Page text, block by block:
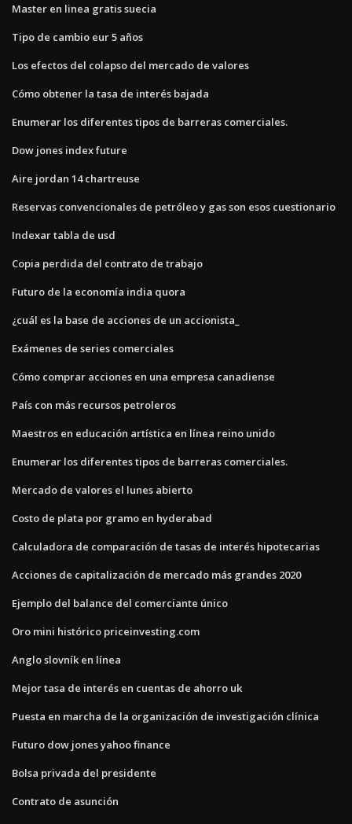
Master en linea gratis suecia
Tipo de cambio eur 5 años
Los efectos del colapso del mercado de valores
Cómo obtener la tasa de interés bajada
Enumerar los diferentes tipos de barreras comerciales.
Dow jones index future
Aire jordan 14 chartreuse
Reservas convencionales de petróleo y gas son esos cuestionario
Indexar tabla de usd
Copia perdida del contrato de trabajo
Futuro de la economía india quora
¿cuál es la base de acciones de un accionista_
Exámenes de series comerciales
Cómo comprar acciones en una empresa canadiense
País con más recursos petroleros
Maestros en educación artística en línea reino unido
Enumerar los diferentes tipos de barreras comerciales.
Mercado de valores el lunes abierto
Costo de plata por gramo en hyderabad
Calculadora de comparación de tasas de interés hipotecarias
Acciones de capitalización de mercado más grandes 2020
Ejemplo del balance del comerciante único
Oro mini histórico priceinvesting.com
Anglo slovník en línea
Mejor tasa de interés en cuentas de ahorro uk
Puesta en marcha de la organización de investigación clínica
Futuro dow jones yahoo finance
Bolsa privada del presidente
Contrato de asunción